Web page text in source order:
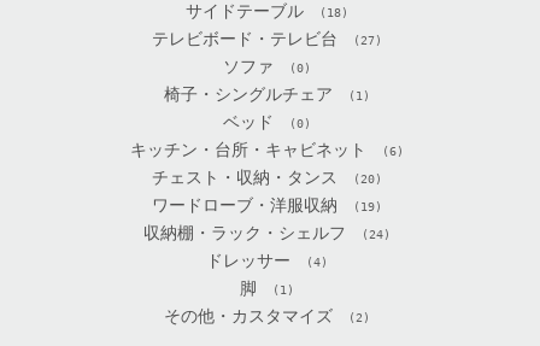
サイドテーブル (18)
テレビボード・テレビ台 (27)
ソファ (0)
椅子・シングルチェア (1)
ベッド (0)
キッチン・台所・キャビネット (6)
チェスト・収納・タンス (20)
ワードローブ・洋服収納 (19)
収納棚・ラック・シェルフ (24)
ドレッサー (4)
脚 (1)
その他・カスタマイズ (2)